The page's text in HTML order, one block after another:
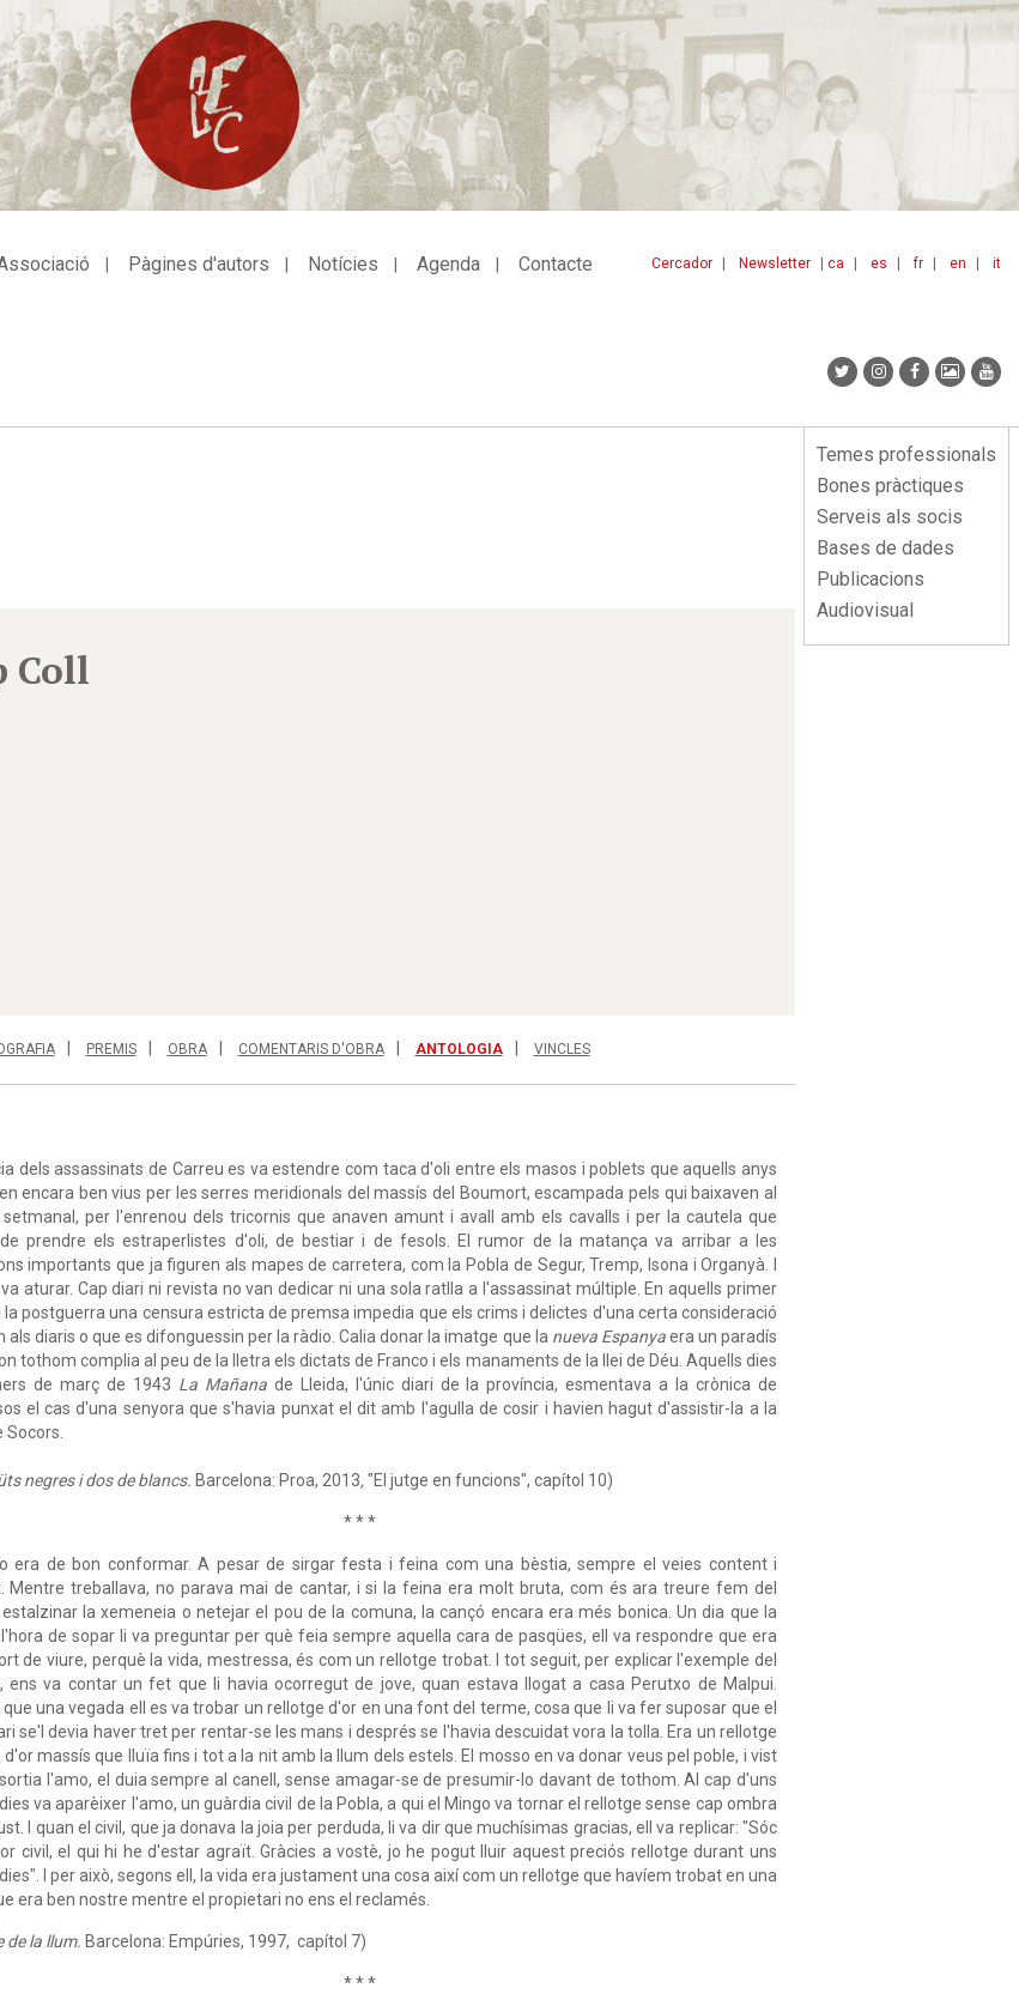
ca es fr en it
Cercador Newsletter
Pàgines d'autors Notícies Agenda Contacte
Menu
lateral
Temes professionals
Bones pràctiques
Serveis als socis
Bases de dades
Publicacions
Audiovisual
Coll
PREMIS OBRA COMENTARIS D'OBRA ANTOLOGIA VINCLES
dels assassinats de Carreu es va estendre com taca d'oli entre els masos i poblets que aquells anys
encara ben vius per les serres meridionals del massís del Boumort, escampada pels qui baixaven al
per l'enrenou dels tricornis que anaven amunt i avall amb els cavalls i per la cautela que
prendre els estraperlistes d'oli, de bestiar i de fesols. El rumor de la matança va arribar a les
importants que ja figuren als mapes de carretera, com la Pobla de Segur, Tremp, Isona i Organyà. I
aturar. Cap diari ni revista no van dedicar ni una sola ratlla a l'assassinat múltiple. En aquells primer
la postguerra una censura estricta de premsa impedia que els crims i delictes d'una certa consideració
als diaris o que es difonguessin per la ràdio. Calia donar la imatge que la nueva Espanyaera un paradís
tothom complia al peu de la lletra els dictats de Franco i els manaments de la llei de Déu. Aquells dies
de març de 1943 La Mañanade Lleida, l'únic diari de la província, esmentava a la crònica de
el cas d'una senyora que s'havia punxat el dit amb l'agulla de cosir i havien hagut d'assistir-la a la
Socors.
negres i dos de blancs. Barcelona: Proa, 2013,"El jutge en funcions", capítol 10)
* * *
era de bon conformar. A pesar de sirgar festa i feina com una bèstia, sempre el veies content i
Mentre treballava, no parava mai de cantar, i si la feina era molt bruta, com és ara treure fem del
la xemeneia o netejar el pou de la comuna, la cançó encara era més bonica. Un dia que la
de sopar li va preguntar per què feia sempre aquella cara de pasqües, ell va respondre que era
de viure, perquè la vida, mestressa, és com un rellotge trobat. I tot seguit, per explicar l'exemple del
ens va contar un fet que li havia ocorregut de jove, quan estava llogat a casa Perutxo de Malpui.
que una vegada ell es va trobar un rellotge d'or en una font del terme, cosa que li va fer suposar que el
se'l devia haver tret per rentar-se les mans i després se l'havia descuidat vora la tolla. Era un rellotge
d'or massís que lluïa fins i tot a la nit amb la llum dels estels. El mosso en va donar veus pel poble, i vist
l'amo, el duia sempre al canell, sense amagar-se de presumir-lo davant de tothom. Al cap d'uns
va aparèixer l'amo, un guàrdia civil de la Pobla, a qui el Mingo va tornar el rellotge sense cap ombra
I quan el civil, que ja donava la joia per perduda, li va dir que muchísimas gracias, ell va replicar: "Sóc
civil, el qui hi he d'estar agraït. Gràcies a vostè, jo he pogut lluir aquest preciós rellotge durant uns
I per això, segons ell, la vida era justament una cosa així com un rellotge que havíem trobat en una
era ben nostre mentre el propietari no ens el reclamés.
de la llum. Barcelona: Empúries, 1997, capítol 7)
* * *